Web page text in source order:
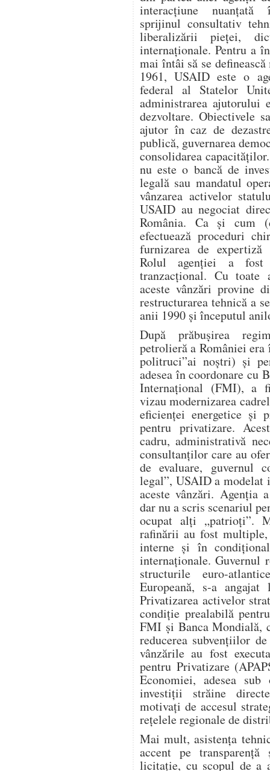
interacțiune
sprijinul consultativ
liberalizării pieței,
internaționale. Pentru a
mai întâi să se
1961, USAID este o
federal al Statelor
administrarea ajutorului
dezvoltare. Obiectivele
ajutor în caz de
publică, guvernarea
consolidarea
nu este o bancă de
legală sau mandatul
vânzarea activelor
USAID au negociat
România. Ca și cum
efectuează proceduri
furnizarea de expertiză
Rolul agenției a fost
tranzacțional. Cu toate
aceste vânzări provine
restructurarea tehnică a
anii 1990 și începutul
După prăbușirea
petrolieră a României era
politruci”ai noștri) și
adesea în coordonare cu
Internațional (FMI), a
vizau modernizarea
eficienței energetice și
pentru privatizare.
cadru, administrativă
consultanților care au
de evaluare, guvernul
legal”, USAID a
aceste vânzări. Agenția
dar nu a scris scenariul
ocupat alți „patrioți”.
rafinării au fost
interne și în
internaționale. Guvernul
structurile euro-
Europeană, s-a
Privatizarea activelor
condiție prealabilă
FMI și Banca Mondială,
reducerea subvențiilor
vânzările au fost
pentru Privatizare
Economiei, adesea
investiții străine
motivați de accesul
rețelele regionale de
Mai mult, asistența
accent pe
licitație, cu scopul de a